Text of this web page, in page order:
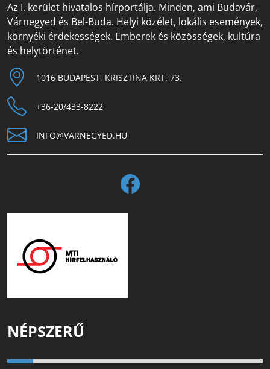
Az I. kerület hivatalos hírportálja. Minden, ami Budavár,
Várnegyed és Bel-Buda. Helyi közélet, lokális események,
környéki érdekességek. Emberek és közösségek, kultúra
és helytörténet.
1016 BUDAPEST, KRISZTINA KRT. 73.
+36-20/433-8222
INFO@VARNEGYED.HU
NÉPSZERŰ